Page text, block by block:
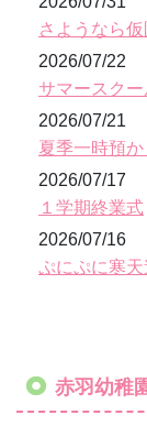
さようなら仮
2026/07/22
サマースク
2026/07/21
夏季一時預
2026/07/17
１学期終業式
2026/07/16
ぷにぷに寒
赤羽幼稚